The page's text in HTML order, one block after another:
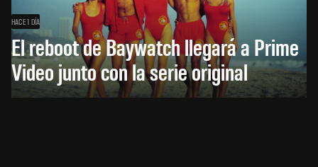
HACE 1 DÍA
El reboot de Baywatch llegará a Prime
Video junto con la serie original